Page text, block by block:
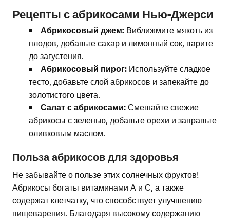
Рецепты с абрикосами Нью-Джерси
Абрикосовый джем: Виближмите мякоть из
плодов, добавьте сахар и лимонный сок, варите
до загустения.
Абрикосовый пирог: Используйте сладкое
тесто, добавьте слой абрикосов и запекайте до
золотистого цвета.
Салат с абрикосами: Смешайте свежие
абрикосы с зеленью, добавьте орехи и заправьте
оливковым маслом.
Польза абрикосов для здоровья
Не забывайте о пользе этих солнечных фруктов!
Абрикосы богаты витаминами А и С, а также
содержат клетчатку, что способствует улучшению
пищеварения. Благодаря высокому содержанию